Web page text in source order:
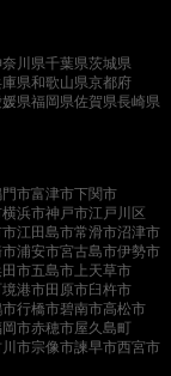
川県千葉県茨城県
県和歌山県京都府
県福岡県佐賀県長崎県
市富津市下関市
横浜市神戸市江戸川区
市江田島市常滑市沼津市
浦安市宮古島市伊勢市
市五島市 上天草市
境港市田原市臼杵市
行橋市碧南市高松市
市赤穂市屋久島町
川市宗像市諫早市西宮市